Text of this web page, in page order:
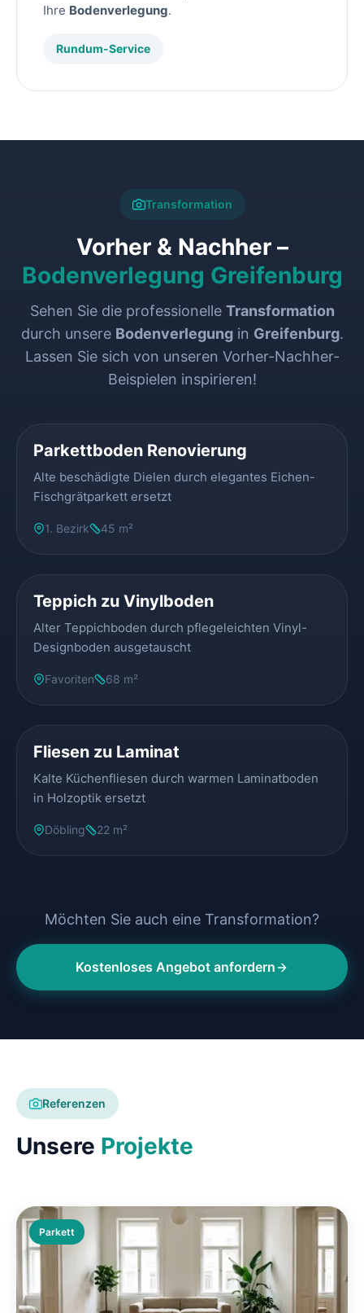
Ihre Bodenverlegung.
Rundum-Service
Transformation
Vorher & Nachher –
Bodenverlegung Greifenburg
Sehen Sie die professionelle Transformation
durch unsere Bodenverlegungin Greifenburg.
Lassen Sie sich von unseren Vorher-Nachher-
Beispielen inspirieren!
Parkettboden Renovierung
Alte beschädigte Dielen durch elegantes Eichen-
Fischgrätparkett ersetzt
1. Bezirk 45 m²
Teppich zu Vinylboden
Alter Teppichboden durch pflegeleichten Vinyl-
Designboden ausgetauscht
Favoriten 68 m²
Fliesen zu Laminat
Kalte Küchenfliesen durch warmen Laminatboden
in Holzoptik ersetzt
Döbling 22 m²
Möchten Sie auch eine Transformation?
Kostenloses Angebot anfordern
Referenzen
Unsere Projekte
Parkett